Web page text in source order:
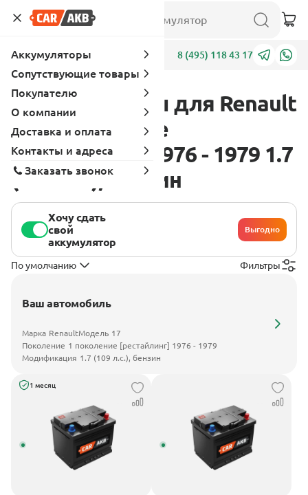
Адреса 8 (495) 118 43 17
Аккумуляторы для Renault
17 1 поколение
[рестайлинг] 1976 - 1979 1.7
(109 л.с.), бензин
Хочу сдать
свой
аккумулятор
Выгодно
По умолчанию Фильтры
Ваш автомобиль
Марка RenaultМодель 17
Поколение 1 поколение [рестайлинг] 1976 - 1979
Модификация 1.7 (109 л.с.), бензин
1 месяц
Аккумуляторы
Сопутствующие товары
Покупателю
О компании
Доставка и оплата
Контакты и адреса
Заказать звонок